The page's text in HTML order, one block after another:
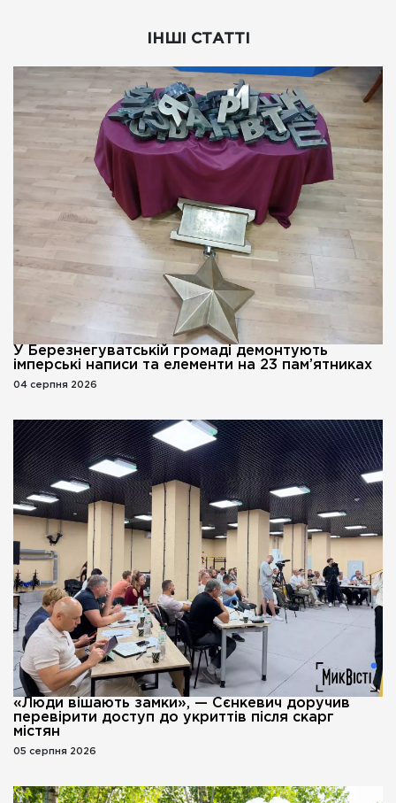
ІНШІ СТАТТІ
У Березнегуватській громаді демонтують
імперські написи та елементи на 23 пам’ятниках
04 серпня 2026
«Люди вішають замки», — Сєнкевич доручив
перевірити доступ до укриттів після скарг
містян
05 серпня 2026